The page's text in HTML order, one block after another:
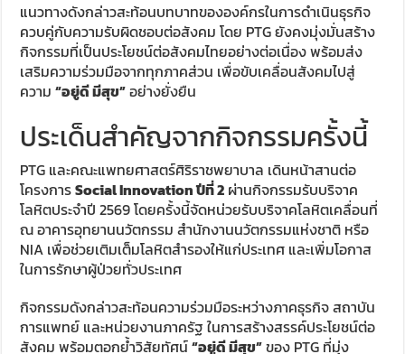
แนวทางดังกล่าวสะท้อนบทบาทขององค์กรในการดำเนินธุรกิจ
ควบคู่กับความรับผิดชอบต่อสังคม โดย PTG ยังคงมุ่งมั่นสร้าง
กิจกรรมที่เป็นประโยชน์ต่อสังคมไทยอย่างต่อเนื่อง พร้อมส่ง
เสริมความร่วมมือจากทุกภาคส่วน เพื่อขับเคลื่อนสังคมไปสู่
ความ“อยู่ดี มีสุข”อย่างยั่งยืน
ประเด็นสำคัญจากกิจกรรมครั้งนี้
PTG และคณะแพทยศาสตร์ศิริราชพยาบาล เดินหน้าสานต่อ
โครงการSocial Innovation ปีที่ 2 ผ่านกิจกรรมรับบริจาค
โลหิตประจำปี 2569 โดยครั้งนี้จัดหน่วยรับบริจาคโลหิตเคลื่อนที่
ณ อาคารอุทยานนวัตกรรม สำนักงานนวัตกรรมแห่งชาติ หรือ
NIA เพื่อช่วยเติมเต็มโลหิตสำรองให้แก่ประเทศ และเพิ่มโอกาส
ในการรักษาผู้ป่วยทั่วประเทศ
กิจกรรมดังกล่าวสะท้อนความร่วมมือระหว่างภาคธุรกิจ สถาบัน
การแพทย์ และหน่วยงานภาครัฐ ในการสร้างสรรค์ประโยชน์ต่อ
สังคม พร้อมตอกย้ำวิสัยทัศน์“อยู่ดี มีสุข”ของ PTG ที่มุ่ง